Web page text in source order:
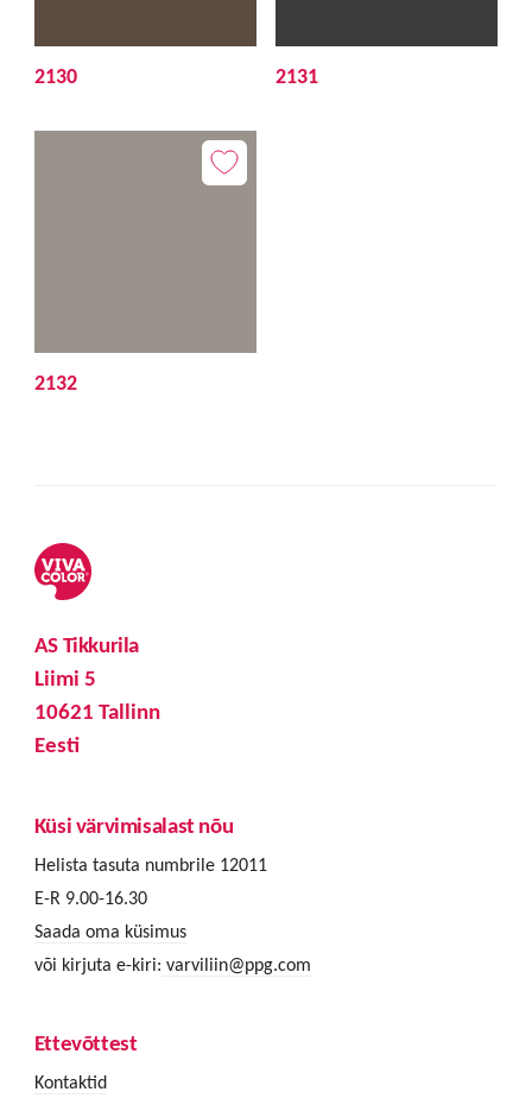
2130 2131
2132
AS Tikkurila
Liimi 5
10621 Tallinn
Eesti
Küsi värvimisalast nõu
Helista tasuta numbrile 12011
E-R 9.00-16.30
Saada oma küsimus
või kirjuta e-kiri: varviliin@ppg.com
Ettevõttest
Kontaktid